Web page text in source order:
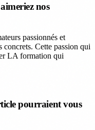
nos
passionnés et
Cette passion qui
LA formation qui
pourraient vous